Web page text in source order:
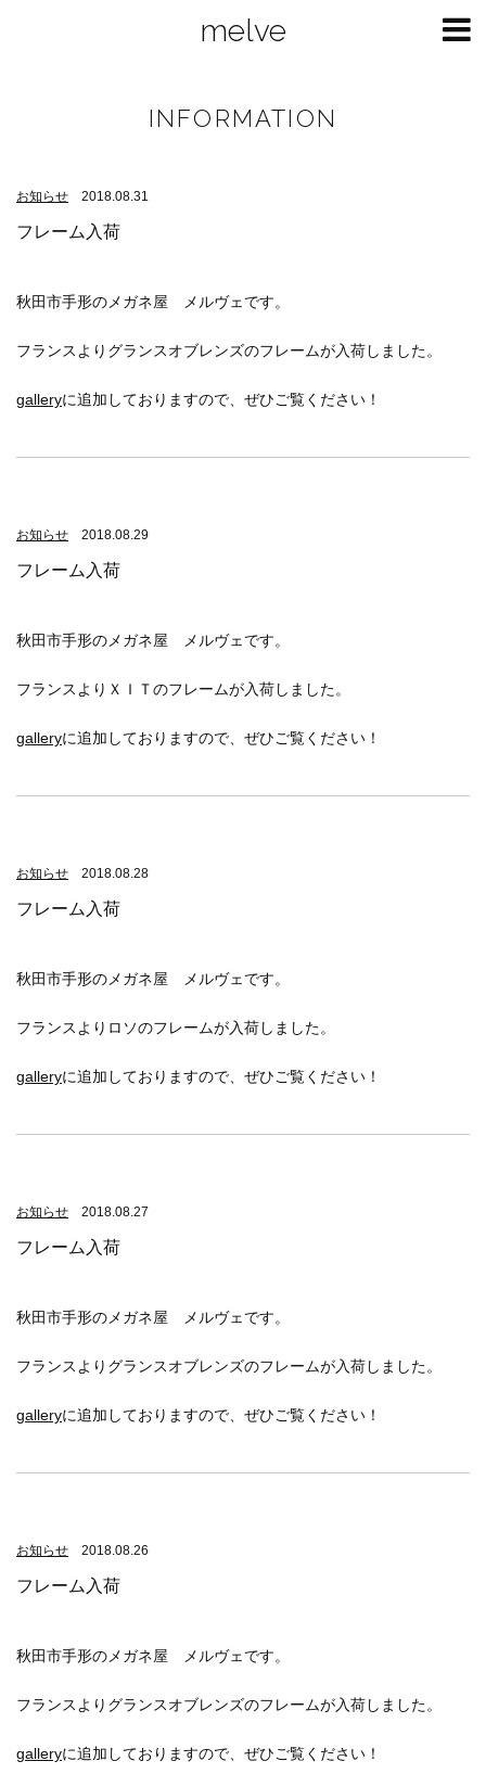
melve
INFORMATION
お知らせ 2018.08.31
フレーム入荷
秋田市手形のメガネ屋 メルヴェです。
フランスよりグランスオブレンズのフレームが入荷しました。
galleryに追加しておりますので、ぜひご覧ください！
お知らせ 2018.08.29
フレーム入荷
秋田市手形のメガネ屋 メルヴェです。
フランスよりＸＩＴのフレームが入荷しました。
galleryに追加しておりますので、ぜひご覧ください！
お知らせ 2018.08.28
フレーム入荷
秋田市手形のメガネ屋 メルヴェです。
フランスよりロソのフレームが入荷しました。
galleryに追加しておりますので、ぜひご覧ください！
お知らせ 2018.08.27
フレーム入荷
秋田市手形のメガネ屋 メルヴェです。
フランスよりグランスオブレンズのフレームが入荷しました。
galleryに追加しておりますので、ぜひご覧ください！
お知らせ 2018.08.26
フレーム入荷
秋田市手形のメガネ屋 メルヴェです。
フランスよりグランスオブレンズのフレームが入荷しました。
galleryに追加しておりますので、ぜひご覧ください！